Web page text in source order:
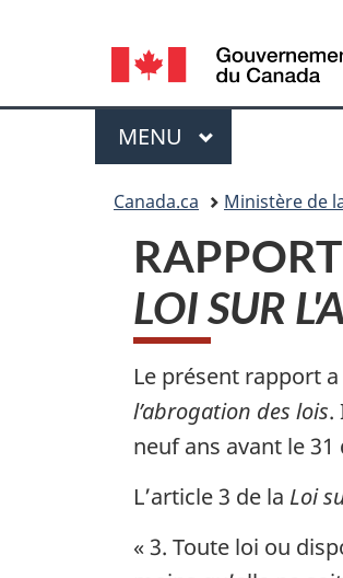
Language
selection
Menu
MENU PRINCIPAL
Canada.ca Ministère de
LOI SUR
Le présent rapport
l’abrogation des lois.
neuf ans avant le
L’article 3 de la Loi
« 3. Toute loi ou